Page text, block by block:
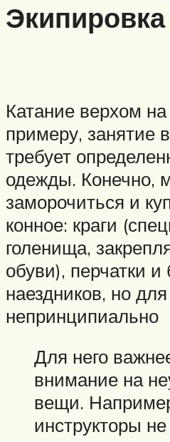
Экипировка
Катание верхом
примеру, занятие
требует
одежды. Конечно,
заморочиться и
конное: краги
голенища,
обуви), перчатки
наездников, но
непринципиально
Для него
внимание на
вещи.
инструкторы